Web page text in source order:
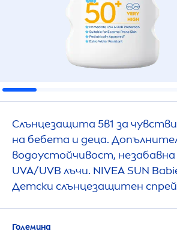
Слънцезащита 5в1 за
на бебета и деца.
водоустойчивост,
UVA/UVB лъчи. NIVEASUN
Детски слънцезащитен спрей
Големина